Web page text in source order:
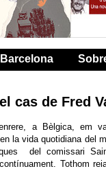
cas de Fred
a Bèlgica, em
la vida quotidiana del
del comissari
contínuament. Tothom